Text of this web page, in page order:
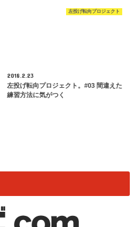
左投げ転向プロジェクト
2018.2.23
左投げ転向プロジェクト。#03 間違えた
練習方法に気がつく